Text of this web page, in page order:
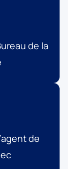
de la
de